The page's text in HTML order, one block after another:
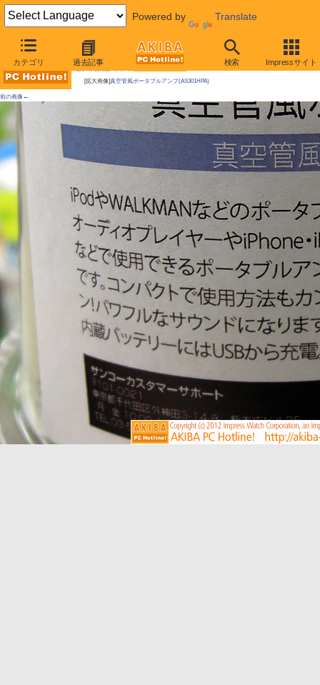
Powered by Translate
カテゴリ 過去記事 検索 Impressサイト
AKIBA PC Hotline!
[拡大画像]真空管風ポータブルアンプ(AS301HPA)
前の画像←